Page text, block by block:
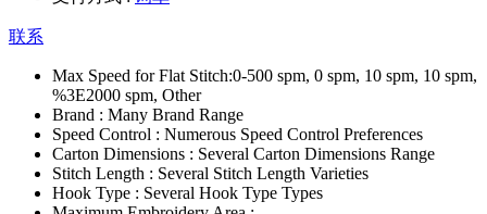
联系
Max Speed for Flat Stitch:0-500 spm, 0 spm, 10 spm, 10 spm,
%3E2000 spm, Other
Brand : Many Brand Range
Speed Control : Numerous Speed Control Preferences
Carton Dimensions : Several Carton Dimensions Range
Stitch Length : Several Stitch Length Varieties
Hook Type : Several Hook Type Types